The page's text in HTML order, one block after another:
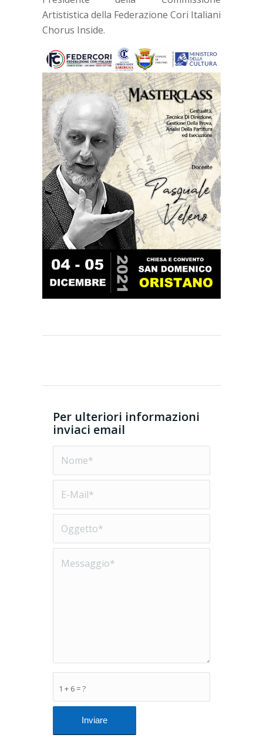
Artististica della Federazione Cori Italiani
Chorus Inside.
Per ulteriori informazioni
inviaci email
1 + 6 = ?